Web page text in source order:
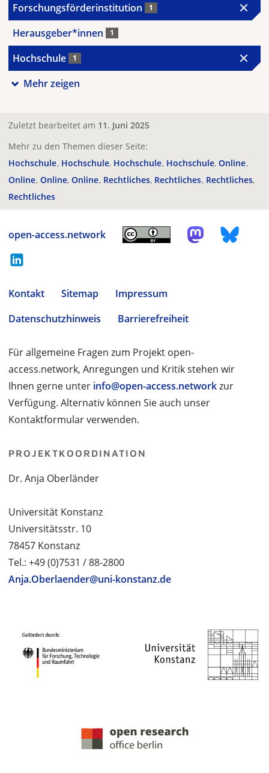
Forschungsförderinstitution 1
Herausgeber*innen 1
Hochschule 1
Mehr zeigen
Zuletzt bearbeitet am 11. Juni 2025
Mehr zu den Themen dieser Seite:
Hochschule Hochschule Hochschule Hochschule Online
Online Online Online Rechtliches Rechtliches Rechtliches
Rechtliches
open-access.network
Kontakt Sitemap
Impressum
Datenschutzhinweis
Barrierefreiheit
Für allgemeine Fragen zum Projekt open-
access.network, Anregungen und Kritik stehen wir
Ihnen gerne unter info@open-access.networkzur
Verfügung. Alternativ können Sie auch unser
Kontaktformular verwenden.
PROJEKTKOORDINATION
Dr. Anja Oberländer
Universität Konstanz
Universitätsstr. 10
78457 Konstanz
Tel.: +49 (0)7531 / 88-2800
Anja.Oberlaender@uni-konstanz.de